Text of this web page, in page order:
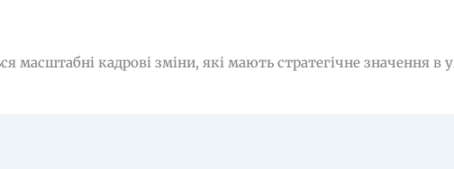
масштабні кадрові зміни, які мають стратегічне значення